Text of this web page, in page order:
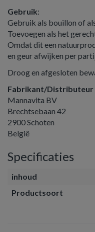
Gebruik:
Gebruik als bouillon of
Toevoegen als het
Omdat dit een
en geur afwijken per
Droog en afgesloten
Fabrikant/Distributeur
Mannavita BV
Brechtsebaan 42
2900 Schoten
België
Specificaties
inhoud
Productsoort